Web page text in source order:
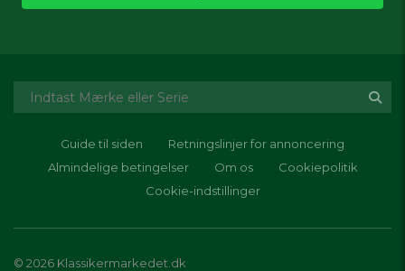
Guide til siden
Retningslinjer for annoncering
Almindelige betingelser
Om os
Cookiepolitik
Cookie-indstillinger
© 2026 Klassikermarkedet.dk